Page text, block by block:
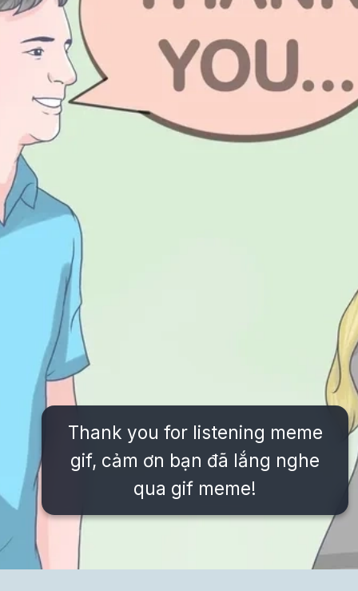
Thank you for listening meme
gif, cảm ơn bạn đã lắng nghe
qua gif meme!